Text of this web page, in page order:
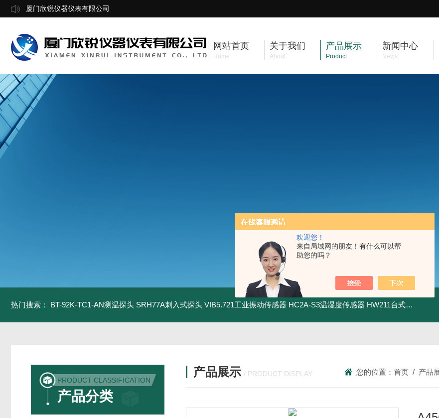
欢迎您！
来自局域网的朋友！有什么可以帮
助您的吗？
厦门欣锐仪器仪表有限公司
网站首页
Home
关于我们
About
产品展示
Product
新闻中心
News
热门搜索： BT-92K-TC1-AN测温探头 SRH77A刺入式探头 VIB5.721工业振动传感器 HC2A-S3温湿度传感器 HW211台式数显酸度计
PRODUCT CLASSIFICATION
产品分类
产品展示 / PRODUCT DISPLAY 您的位置：首页 / 产品